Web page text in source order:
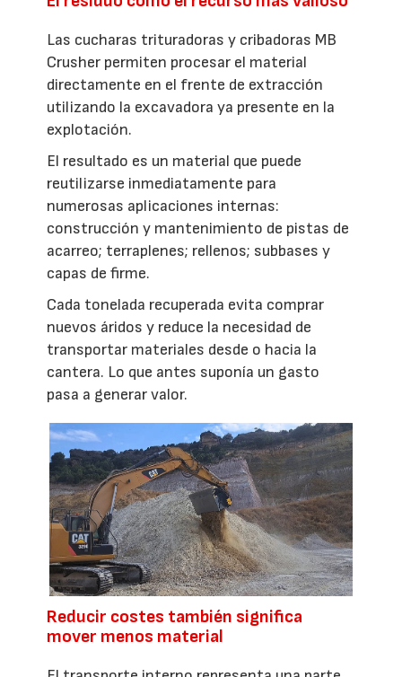
Las cucharas trituradoras y cribadoras MB
Crusher permiten procesar el material
directamente en el frente de extracción
utilizando la excavadora ya presente en la
explotación.
El resultado es un material que puede
reutilizarse inmediatamente para
numerosas aplicaciones internas:
construcción y mantenimiento de pistas de
acarreo; terraplenes; rellenos; subbases y
capas de firme.
Cada tonelada recuperada evita comprar
nuevos áridos y reduce la necesidad de
transportar materiales desde o hacia la
cantera. Lo que antes suponía un gasto
pasa a generar valor.
Reducir costes también significa
mover menos material